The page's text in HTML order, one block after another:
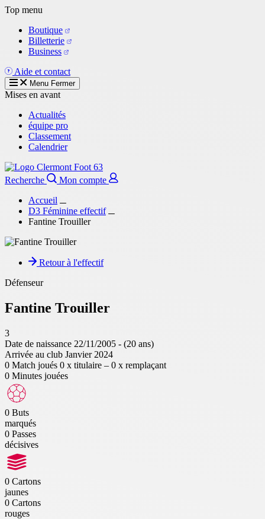
Aller
contenu
principal
Top menu
Boutique
Billetterie
Business
Aide et contact
Menu Fermer
Mises en avant
Actualités
équipe pro
Classement
Calendrier
Recherche
Mon compte
Accueil
D3 Féminine effectif
Fantine Trouiller
Retour à l'effectif
Défenseur
Fantine Trouiller
3
Date de naissance 22/11/2005 - (20 ans)
Arrivée au club Janvier 2024
0 Match joués 0 x titulaire – 0 x remplaçant
0 Minutes jouées
0 Buts
marqués
0 Passes
décisives
0 Cartons
jaunes
0 Cartons
rouges